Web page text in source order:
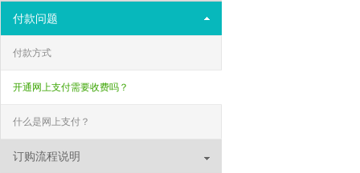
付款问题
付款方式
开通网上支付需要收费吗？
什么是网上支付？
订购流程说明